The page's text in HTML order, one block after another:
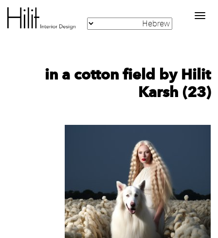
Toggle
navigation
in a cotton field by Hilit
Karsh (23)